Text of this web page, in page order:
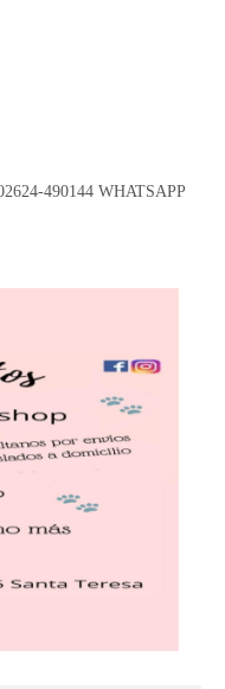
490144 WHATSAPP